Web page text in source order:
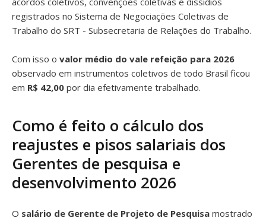
registrados no Sistema de Negociações Coletivas de
Trabalho do SRT - Subsecretaria de Relações do Trabalho.
Com isso o valor médio do vale refeição para 2026
observado em instrumentos coletivos de todo Brasil ficou
em R$ 42,00 por dia efetivamente trabalhado.
Como é feito o cálculo dos
reajustes e pisos salariais dos
Gerentes de pesquisa e
desenvolvimento 2026
O salário de Gerente de Projeto de Pesquisa mostrado